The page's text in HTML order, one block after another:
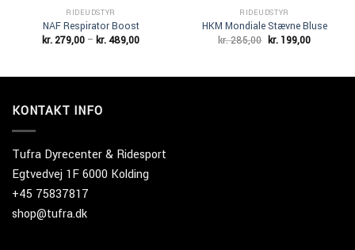
RIDEUDSTYR
NAF Respirator Boost
kr.279,00 – kr.489,00Prisinterval:
RIDEUDSTYR
HKM Mondiale Stævne Bluse
kr.285,00 Den
kr. 285,00.
kr.199,00Den
kr. 199,00.
KONTAKT INFO
Tufra Dyrecenter & Ridesport
Egtvedvej 1F 6000 Kolding
+45 75837817
shop@tufra.dk